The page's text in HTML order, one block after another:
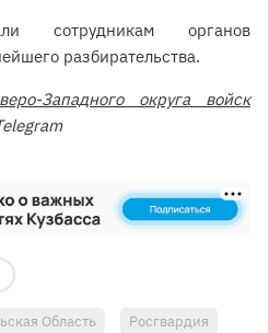
сотрудникам органов
разбирательства.
Западного округа войск
Область Росгвардия